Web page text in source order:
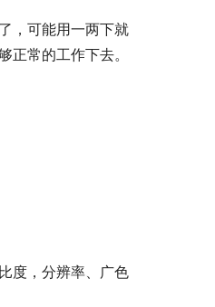
，可能用一两下就
常的工作下去。
度，分辨率、广色